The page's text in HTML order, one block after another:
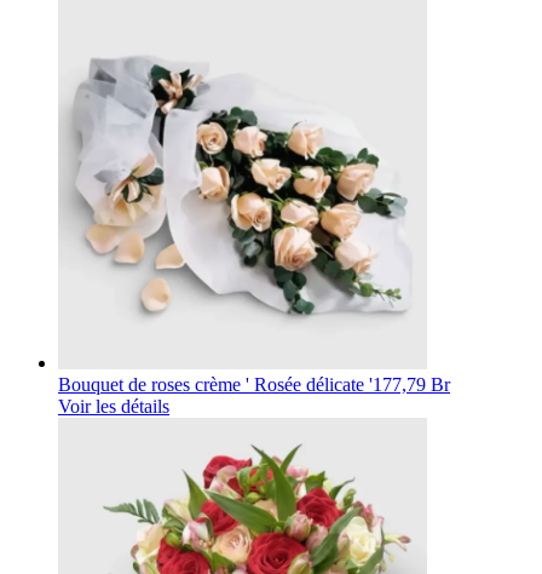
Bouquet de roses crème ' Rosée délicate '177,79 Br
Voir les détails